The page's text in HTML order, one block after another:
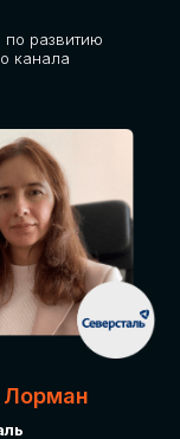
по развитию
канала